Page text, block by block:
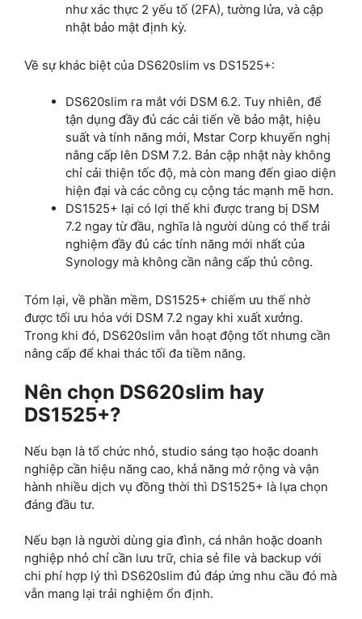
như xác thực 2 yếu tố (2FA), tường lửa, và cập
nhật bảo mật định kỳ.
Về sự khác biệt của DS620slim vs DS1525+:
DS620slim ra mắt với DSM 6.2. Tuy nhiên, để
tận dụng đầy đủ các cải tiến về bảo mật, hiệu
suất và tính năng mới, Mstar Corp khuyến nghị
nâng cấp lên DSM 7.2. Bản cập nhật này không
chỉ cải thiện tốc độ, mà còn mang đến giao diện
hiện đại và các công cụ cộng tác mạnh mẽ hơn.
DS1525+ lại có lợi thế khi được trang bị DSM
7.2 ngay từ đầu, nghĩa là người dùng có thể trải
nghiệm đầy đủ các tính năng mới nhất của
Synology mà không cần nâng cấp thủ công.
Tóm lại, về phần mềm, DS1525+ chiếm ưu thế nhờ
được tối ưu hóa với DSM 7.2 ngay khi xuất xưởng.
Trong khi đó, DS620slim vẫn hoạt động tốt nhưng cần
nâng cấp để khai thác tối đa tiềm năng.
Nên chọn DS620slim hay
DS1525+?
Nếu bạn là tổ chức nhỏ, studio sáng tạo hoặc doanh
nghiệp cần hiệu năng cao, khả năng mở rộng và vận
hành nhiều dịch vụ đồng thời thì DS1525+ là lựa chọn
đáng đầu tư.
Nếu bạn là người dùng gia đình, cá nhân hoặc doanh
nghiệp nhỏ chỉ cần lưu trữ, chia sẻ file và backup với
chi phí hợp lý thì DS620slim đủ đáp ứng nhu cầu đó mà
vẫn mang lại trải nghiệm ổn định.